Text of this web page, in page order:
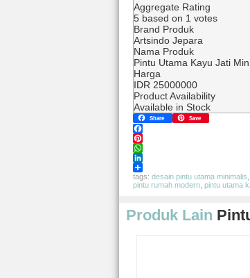
Aggregate Rating
5 based on 1 votes
Brand Produk
Artsindo Jepara
Nama Produk
Pintu Utama Kayu Jati
Harga
IDR 25000000
Product Availability
Available in Stock
Share Save
Facebook
Pinterest
WhatsApp
LinkedIn
Share
tags: desain pintu utama minimalis,
pintu rumah modern, pintu utama
Produk Lain